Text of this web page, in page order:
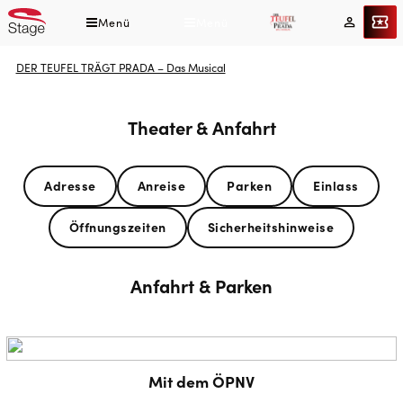
Direkt
zum
Menü
Mein
Konto
Pfadnavigation
DER TEUFEL TRÄGT PRADA – Das Musical
Theater & Anfahrt
Adresse Anreise Parken Einlass
Öffnungszeiten Sicherheitshinweise
Anfahrt & Parken
Mit dem ÖPNV